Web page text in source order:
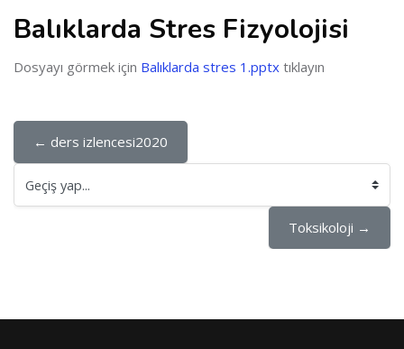
Balıklarda Stres Fizyolojisi
Dosyayı görmek için Balıklarda stres 1.pptx tıklayın
← ders izlencesi2020
Geçiş yap...
Toksikoloji →